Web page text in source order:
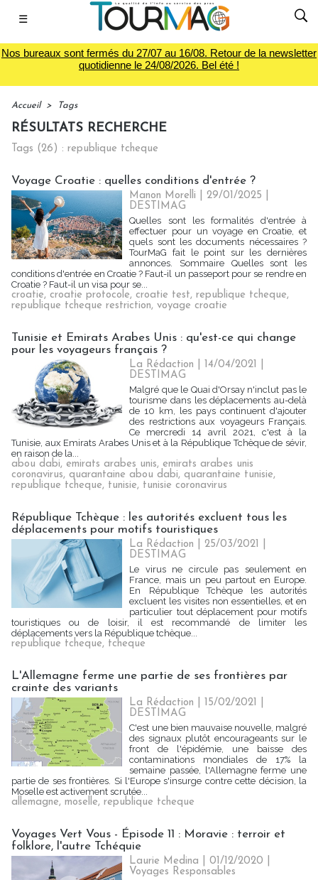
☰
Nos bureaux sont fermés du 27/07 au 16/08. Retour de la newsletter
quotidienne le 24/08/2026. Bel été !
Accueil > Tags
RÉSULTATS RECHERCHE
Tags (26) : republique tcheque
Voyage Croatie : quelles conditions d'entrée ?
Manon Morelli | 29/01/2025
DESTIMAG
Quelles sont les formalités d'entrée à
effectuer pour un voyage en Croatie, et
quels sont les documents nécessaires ?
TourMaG fait le point sur les dernières
annonces. Sommaire Quelles sont les
conditions d'entrée en Croatie ? Faut-il un passeport pour se rendre en
Croatie ? Faut-il un visa pour se...
croatie, croatie protocole, croatie test, republique tcheque,
republique tcheque restriction, voyage croatie
Tunisie et Emirats Arabes Unis : qu'est-ce qui change
pour les voyageurs français ?
La Rédaction | 14/04/2021
DESTIMAG
Malgré que le Quai d'Orsay n'inclut pas le
tourisme dans les déplacements au-delà
de 10 km, les pays continuent d'ajouter
des restrictions aux voyageurs Français.
Ce mercredi 14 avril 2021, c'est à la
Tunisie, aux Emirats Arabes Unis et à la République Tchèque de sévir,
en raison de la...
abou dabi, emirats arabes unis, emirats arabes unis
coronavirus, quarantaine abou dabi, quarantaine tunisie,
republique tcheque, tunisie, tunisie coronavirus
République Tchèque : les autorités excluent tous les
déplacements pour motifs touristiques
La Rédaction | 25/03/2021
DESTIMAG
Le virus ne circule pas seulement en
France, mais un peu partout en Europe.
En République Tchèque les autorités
excluent les visites non essentielles, et en
particulier tout déplacement pour motifs
touristiques ou de loisir, il est recommandé de limiter les
déplacements vers la République tchèque...
republique tcheque, tcheque
L'Allemagne ferme une partie de ses frontières par
crainte des variants
La Rédaction | 15/02/2021
DESTIMAG
C'est une bien mauvaise nouvelle, malgré
des signaux plutôt encourageants sur le
front de l'épidémie, une baisse des
contaminations mondiales de 17% la
semaine passée, l'Allemagne ferme une
partie de ses frontières. Si l'Europe s'insurge contre cette décision, la
Moselle est activement scrutée...
allemagne, moselle, republique tcheque
Voyages Vert Vous - Épisode 11 : Moravie : terroir et
folklore, l'autre Tchéquie
Laurie Medina | 01/12/2020
Voyages Responsables